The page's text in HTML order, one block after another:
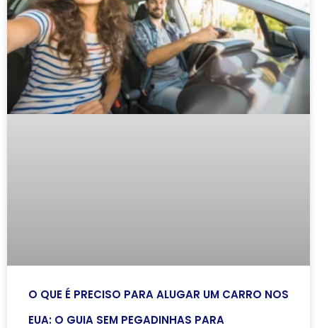
O QUE É PRECISO PARA ALUGAR UM CARRO NOS
EUA: O GUIA SEM PEGADINHAS PARA